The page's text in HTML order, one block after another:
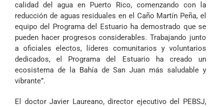
calidad del agua en Puerto Rico, comenzando con la
reducción de aguas residuales en el Caño Martín Peña, el
equipo del Programa del Estuario ha demostrado que se
pueden hacer progresos considerables. Trabajando junto
a oficiales electos, líderes comunitarios y voluntarios
dedicados, el Programa del Estuario ha creado un
ecosistema de la Bahía de San Juan más saludable y
vibrante”.
El doctor Javier Laureano, director ejecutivo del PEBSJ,